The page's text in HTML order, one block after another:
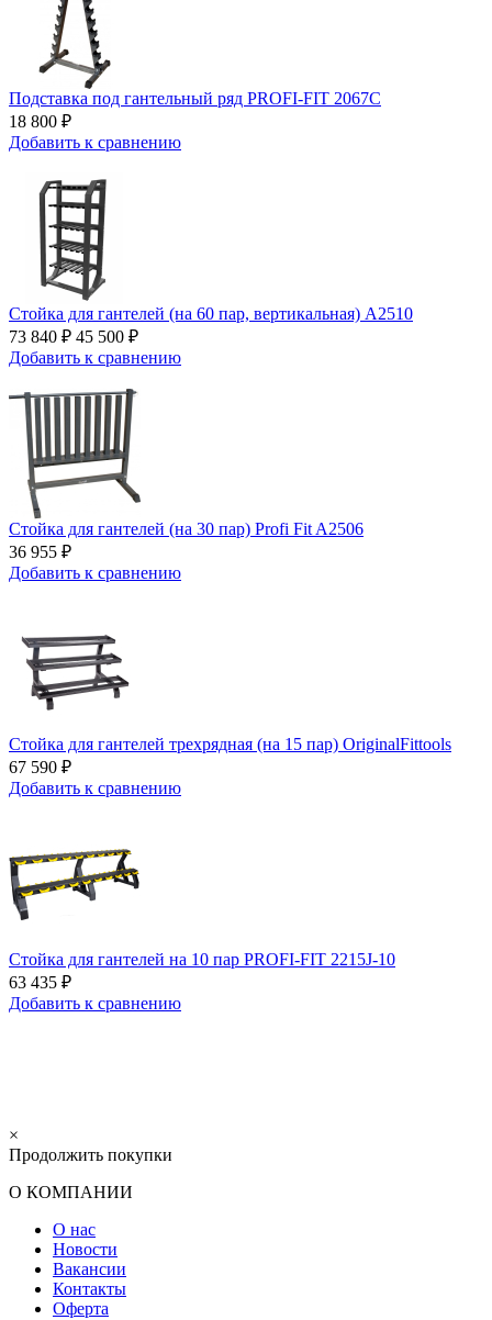
Подставка под гантельный ряд PROFI-FIT 2067C
18 800 ₽
Добавить к сравнению
Стойка для гантелей (на 60 пар, вертикальная) A2510
73 840 ₽ 45 500 ₽
Добавить к сравнению
Стойка для гантелей (на 30 пар) Profi Fit A2506
36 955 ₽
Добавить к сравнению
Стойка для гантелей трехрядная (на 15 пар) OriginalFittools
67 590 ₽
Добавить к сравнению
Стойка для гантелей на 10 пар PROFI-FIT 2215J-10
63 435 ₽
Добавить к сравнению
×
Продолжить покупки
О КОМПАНИИ
О нас
Новости
Вакансии
Контакты
Оферта